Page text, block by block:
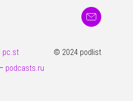
pc.st
podcasts.ru
© 2024 podlist